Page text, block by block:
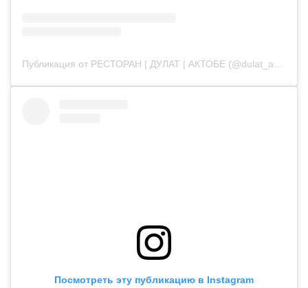
Посмотреть эту публикацию в Instagram